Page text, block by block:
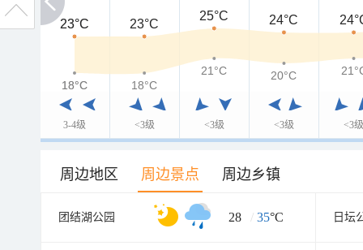
3-4级 <3级 <3级 <3级 <3级
23°C
23°C 23°C
25°C 24°C
18°C
18°C 18°C
21°C 20°C
周边地区 周边景点 周边乡镇
团结湖公园 28 / 35°C 日坛